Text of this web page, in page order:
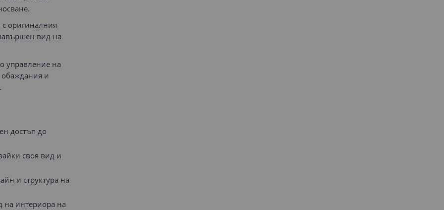
с оригиналния
вид на
управление на
и
достъп до
своя вид и
и структура на
на интериора на